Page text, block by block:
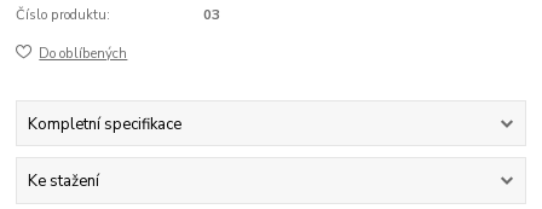
Číslo produktu: 03
Do oblíbených
Kompletní specifikace
Ke stažení